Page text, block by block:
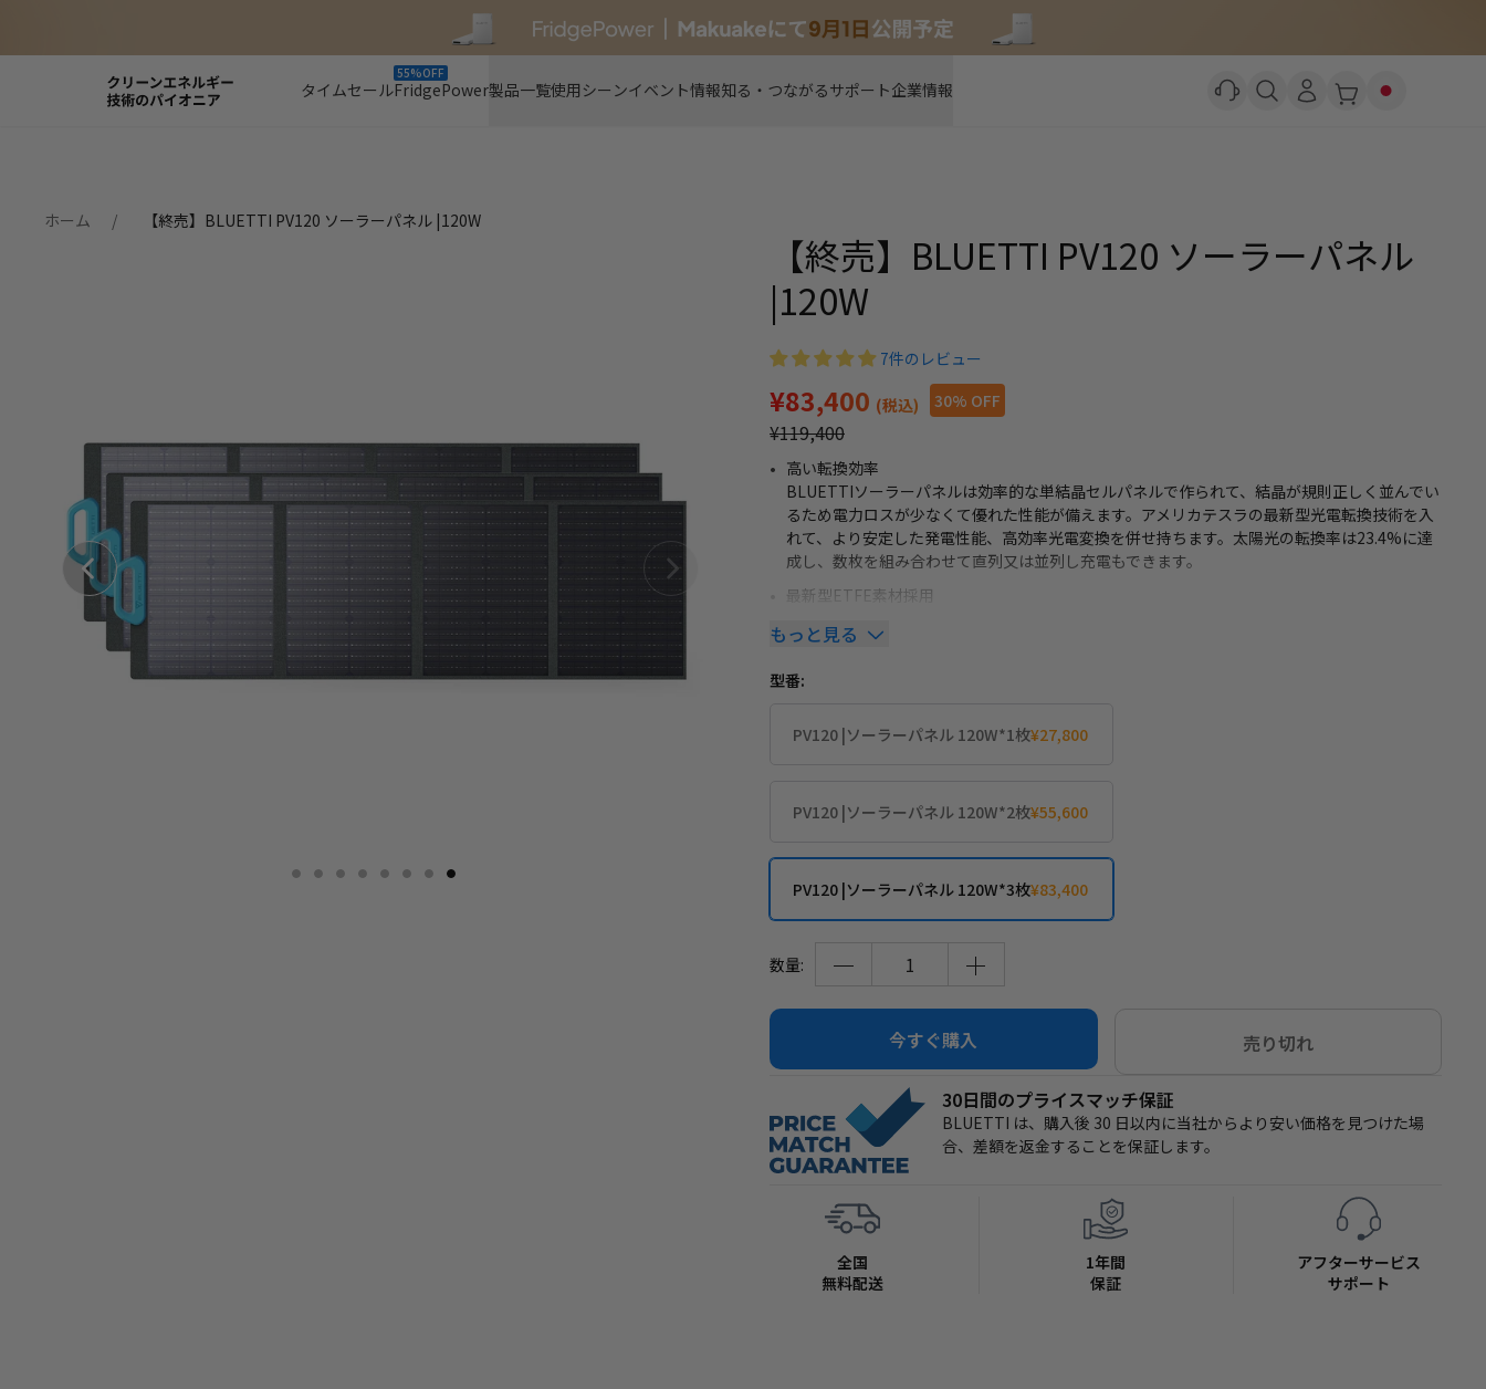
タイムセール
55%OFF
FridgePower製品一覧使用シーンイベント情報知る・つながるサポート企業情報
ホーム 【終売】BLUETTI PV120 ソーラーパネル |120W
【終売】BLUETTI PV120 ソーラーパネル
|120W
7件のレビュー
¥83,400 (税込) 30% OFF
¥119,400
高い転換効率
BLUETTIソーラーパネルは効率的な単結晶セルパネルで作られて、結晶が規則正しく並んでい
るため電力ロスが少なくて優れた性能が備えます。アメリカテスラの最新型光電転換技術を入
れて、より安定した発電性能、高効率光電変換を併せ持ちます。太陽光の転換率は23.4%に達
成し、数枚を組み合わせて直列又は並列し充電もできます。
最新型ETFE素材採用
く、耐熱・耐食などにも長けており、耐久性が求められる工業用部品などにも用いられていま
収納型スタンドを搭載しており、展開するとすぐに使える、面倒な設定手間などは不要です。
折り畳み時のコンパクト化を実現したので、収納時も場所を取りません。6.8kgの軽量で、女
高互換性
PV120の仕様は開路電圧24.4V/短絡電流6.43A/最大出力120W。MC4コネクタコード付属で市販
簡単設置
きます。付属のスタンドは、太陽に向けて角度を調整しやすく、散熱効果も得られます。
BLUETTIポータブル電源だけではなく、仕様が合わせれば他社のポータブル電源にも使用が可
業界高水準の12ヶ月保証
ご注文日から12ヶ月のサポート(保証)が付いております。
もっと見る
型番:
PV120 |ソーラーパネル 120W*1枚¥27,800
PV120 |ソーラーパネル 120W*2枚¥55,600
PV120 |ソーラーパネル 120W*3枚¥83,400
数量:
今すぐ購入 売り切れ
30日間のプライスマッチ保証
BLUETTI は、購入後 30 日以内に当社からより安い価格を見つけた場
合、差額を返金することを保証します。
全国
無料配送
1年間
保証
アフターサービス
サポート